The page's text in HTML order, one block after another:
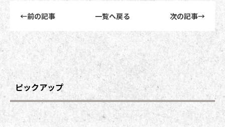
←前の記事 一覧へ戻る 次の記事→
ピックアップ